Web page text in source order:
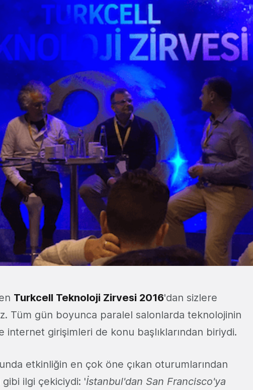
Turkcell Teknoloji Zirvesi 2016'dan sizlere
Tüm gün boyunca paralel salonlarda teknolojinin
internet girişimleri de konu başlıklarından biriydi.
etkinliğin en çok öne çıkan oturumlarından
gibi ilgi çekiciydi: 'İstanbul'dan San Francisco'ya